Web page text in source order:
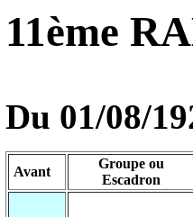
11ème
Du 01/08/
Avant
Groupe ou
Escadron